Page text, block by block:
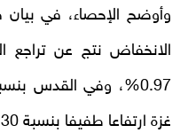
وأوضح الإحصاء، في
الانخفاض نتج عن تراجع
غزة ارتفاعا طفيفا بنسبة 0.30%..